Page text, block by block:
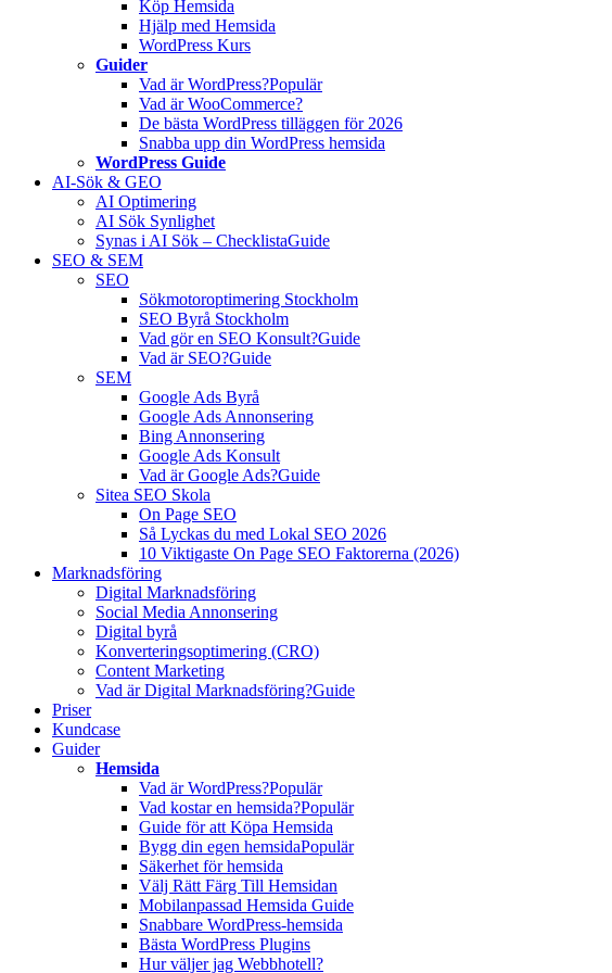
Köp Hemsida
Hjälp med Hemsida
WordPress Kurs
Guider
Vad är WordPress?Populär
Vad är WooCommerce?
De bästa WordPress tilläggen för 2026
Snabba upp din WordPress hemsida
WordPress Guide
AI-Sök & GEO
AI Optimering
AI Sök Synlighet
Synas i AI Sök – ChecklistaGuide
SEO & SEM
SEO
Sökmotoroptimering Stockholm
SEO Byrå Stockholm
Vad gör en SEO Konsult?Guide
Vad är SEO?Guide
SEM
Google Ads Byrå
Google Ads Annonsering
Bing Annonsering
Google Ads Konsult
Vad är Google Ads?Guide
Sitea SEO Skola
On Page SEO
Så Lyckas du med Lokal SEO 2026
10 Viktigaste On Page SEO Faktorerna (2026)
Marknadsföring
Digital Marknadsföring
Social Media Annonsering
Digital byrå
Konverteringsoptimering (CRO)
Content Marketing
Vad är Digital Marknadsföring?Guide
Priser
Kundcase
Guider
Hemsida
Vad är WordPress?Populär
Vad kostar en hemsida?Populär
Guide för att Köpa Hemsida
Bygg din egen hemsidaPopulär
Säkerhet för hemsida
Välj Rätt Färg Till Hemsidan
Mobilanpassad Hemsida Guide
Snabbare WordPress-hemsida
Bästa WordPress Plugins
Hur väljer jag Webbhotell?